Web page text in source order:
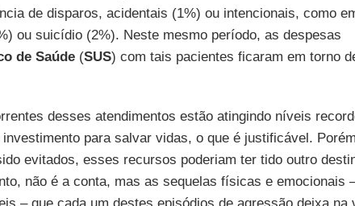
de disparos, acidentais (1%) ou intencionais, como
ou suicídio (2%). Neste mesmo período, as despesas
de Saúde(SUS) com tais pacientes ficaram em torno
desses atendimentos estão atingindo níveis
para salvar vidas, o que é justificável.
evitados, esses recursos poderiam ter tido outro
não é a conta, mas as sequelas físicas e emocionais